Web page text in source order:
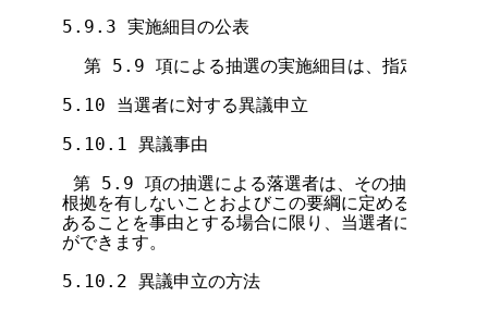
5.9.3 実施細目の公表
第 5.9 項による抽選の実施細目は、指定ウェブ
5.10 当選者に対する異議申立
5.10.1 異議事由
第 5.9 項の抽選による落選者は、その抽選順位に
根拠を有しないことおよびこの要綱に定めるガイド
あることを事由とする場合に限り、当選者に対する
ができます。
5.10.2 異議申立の方法